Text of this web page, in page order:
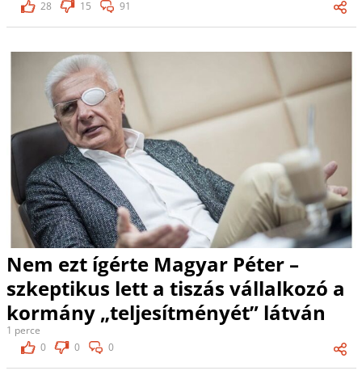
28
15 91
Nem ezt ígérte Magyar Péter –
szkeptikus lett a tiszás vállalkozó a
kormány „teljesítményét” látván
1 perce
0
0 0